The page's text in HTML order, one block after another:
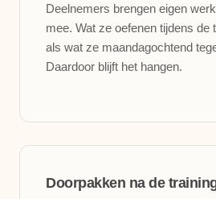
Deelnemers brengen eigen
mee. Wat ze oefenen tijdens de
als wat ze maandagochtend
Daardoor blijft het hangen.
Doorpakken na de